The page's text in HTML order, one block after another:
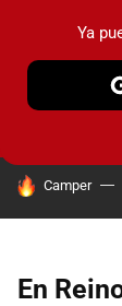
PRUEBAS
HOY SE
Camper
En
Ya